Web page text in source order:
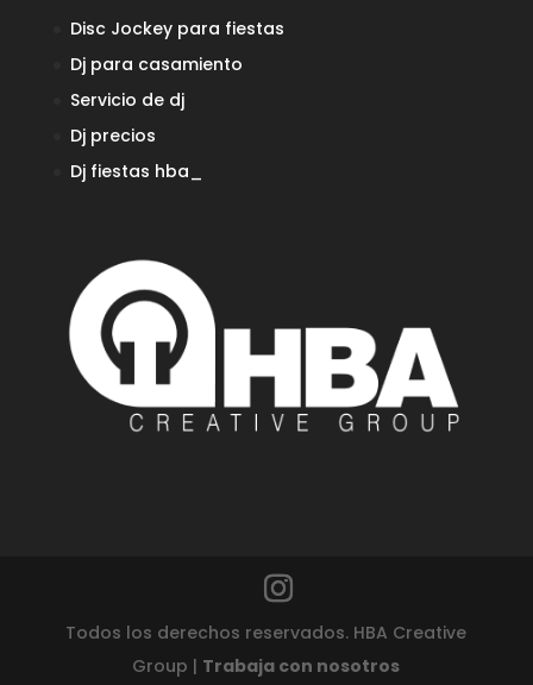
Disc Jockey para fiestas
Dj para casamiento
Servicio de dj
Dj precios
Dj fiestas hba_
Todos los derechos reservados. HBA Creative
Group | Trabaja con nosotros